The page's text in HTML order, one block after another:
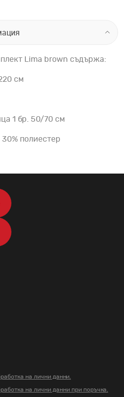
Lima brown съдържа:
см
1 бр. 50/70 см
полиестер
обработка на лични данни.
обработка на лични данни при поръчка.